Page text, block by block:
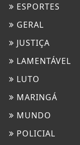
ESPORTES
GERAL
JUSTIÇA
LAMENTÁVEL
LUTO
MARINGÁ
MUNDO
POLICIAL